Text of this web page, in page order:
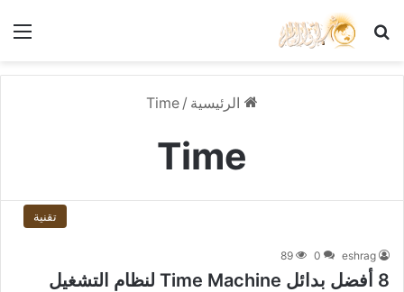
بحث عن
الرئيسية /
Time
Time
تقنية
eshrag
0
89
8 أفضل بدائل Time Machine لنظام التشغيل